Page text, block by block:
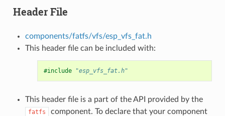
Header File
components/fatfs/vfs/esp_vfs_fat.h
This header file can be included with:
#include "esp_vfs_fat.h"
This header file is a part of the API provided by the
fatfs
component. To declare that your component